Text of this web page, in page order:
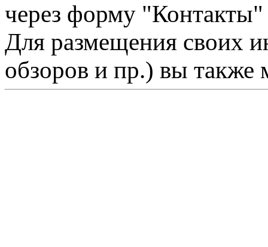
через форму "Контакты"
Для размещения своих
обзоров и пр.) вы также